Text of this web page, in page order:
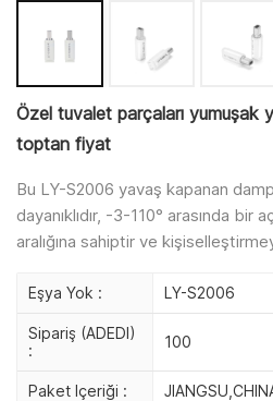
Özel tuvalet parçaları yumuşak
toptan fiyat
Bu LY-S2006 yavaş kapanan
dayanıklıdır, -3-110° arasında bir
aralığına sahiptir ve
Eşya Yok : LY-S2006
Sipariş (ADEDI)
:
100
Paket Içeriği :